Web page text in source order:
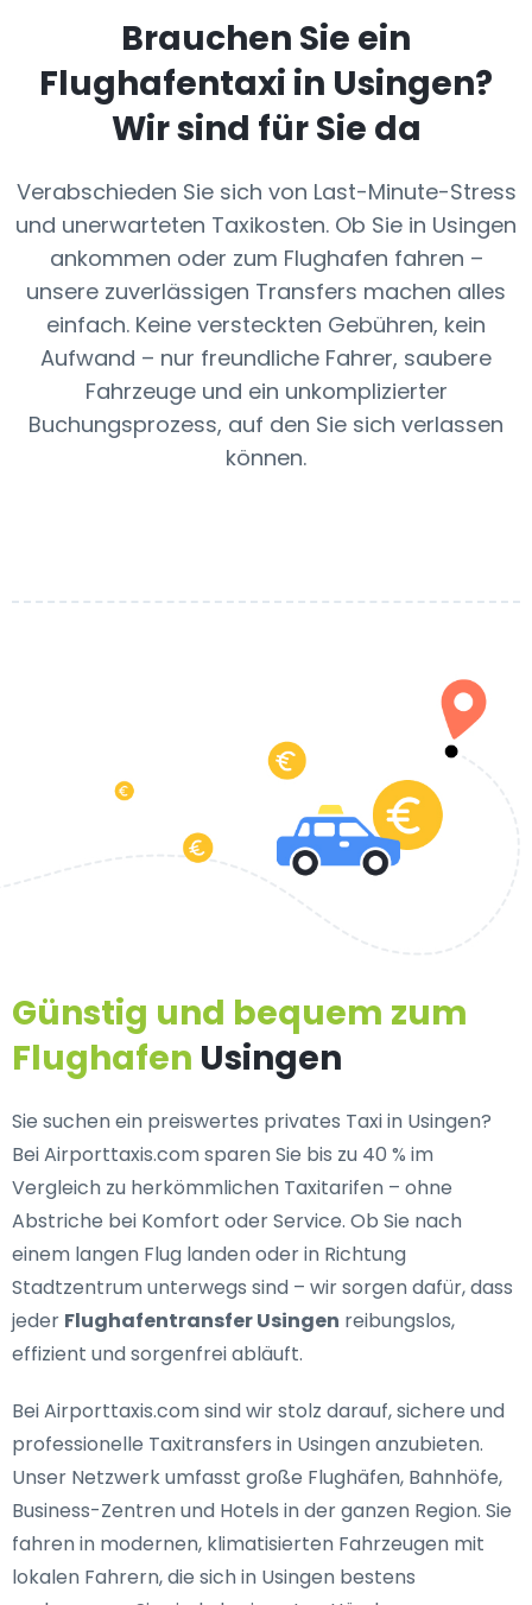
Brauchen Sie ein
Flughafentaxi in Usingen?
Wir sind für Sie da
Verabschieden Sie sich von Last-Minute-Stress
und unerwarteten Taxikosten. Ob Sie in Usingen
ankommen oder zum Flughafen fahren –
unsere zuverlässigen Transfers machen alles
einfach. Keine versteckten Gebühren, kein
Aufwand – nur freundliche Fahrer, saubere
Fahrzeuge und ein unkomplizierter
Buchungsprozess, auf den Sie sich verlassen
können.
Günstig und bequem zum
Flughafen Usingen
Sie suchen ein preiswertes privates Taxi in Usingen?
Bei Airporttaxis.com sparen Sie bis zu 40 % im
Vergleich zu herkömmlichen Taxitarifen – ohne
Abstriche bei Komfort oder Service. Ob Sie nach
einem langen Flug landen oder in Richtung
Stadtzentrum unterwegs sind – wir sorgen dafür, dass
jeder Flughafentransfer Usingen reibungslos,
effizient und sorgenfrei abläuft.
Bei Airporttaxis.com sind wir stolz darauf,sichere und
professionelle Taxitransfers in Usingenanzubieten.
Unser Netzwerk umfasst große Flughäfen, Bahnhöfe,
Business-Zentren und Hotels in der ganzen Region. Sie
fahren in modernen, klimatisierten Fahrzeugen mit
lokalen Fahrern, die sich in Usingen bestens